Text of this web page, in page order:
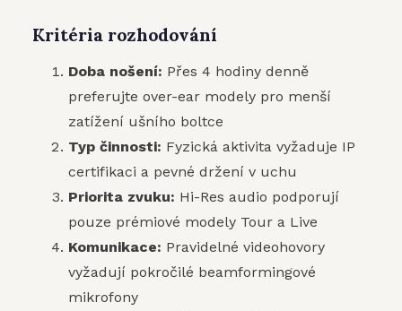
Kritéria rozhodování
Doba nošení: Přes 4 hodiny denně
preferujte over-ear modely pro menší
zatížení ušního boltce
Typ činnosti: Fyzická aktivita vyžaduje IP
certifikaci a pevné držení v uchu
Priorita zvuku: Hi-Res audio podporují
pouze prémiové modely Tour a Live
Komunikace: Pravidelné videohovory
vyžadují pokročilé beamformingové
mikrofony